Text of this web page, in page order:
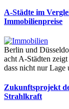
A-Städte im
Immobilienpreise
Berlin und
acht A-Städten
dass nicht nur
Zukunftsprojekt
Strahlkraft